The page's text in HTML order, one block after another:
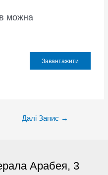
можна
Завантажити
Далі Запис →
Арабея, 3